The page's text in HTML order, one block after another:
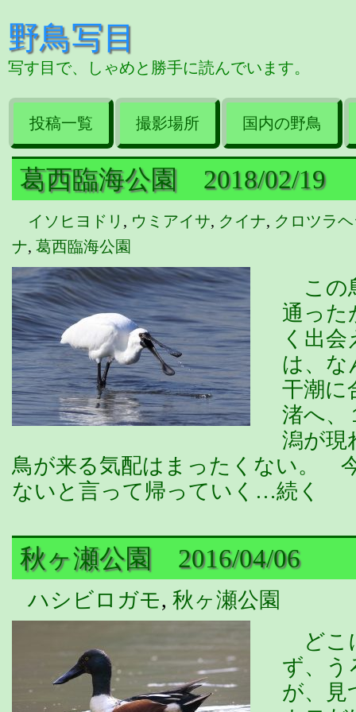
野鳥写目
写す目で、しゃめと勝手に読んでいます。
投稿一覧 撮影場所 国内の野鳥
葛西臨海公園 2018/02/19
イソヒヨドリ , ウミアイサ, クイナ, クロツラ
ナ, 葛西臨海公園
この
通った
く出
は、な
干潮に
渚へ、
潟が現
鳥が来る気配はまったくない。
ないと言って帰っていく…続く
秋ヶ瀬公園 2016/04/06
ハシビロガモ, 秋ヶ瀬公園
どこ
ず、う
が、見